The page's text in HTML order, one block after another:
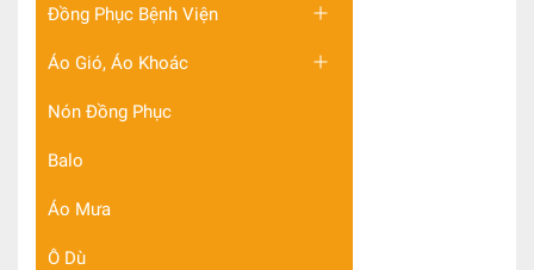
Đồng Phục Bệnh Viện
Áo Gió, Áo Khoác
Nón Đồng Phục
Balo
Áo Mưa
Ô Dù